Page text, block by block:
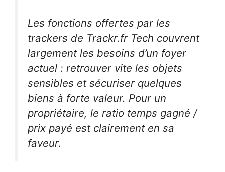
Les fonctions offertes par les
trackers de Trackr.fr Tech couvrent
largement les besoins d’un foyer
actuel : retrouver vite les objets
sensibles et sécuriser quelques
biens à forte valeur. Pour un
propriétaire, le ratio temps gagné /
prix payé est clairement en sa
faveur.